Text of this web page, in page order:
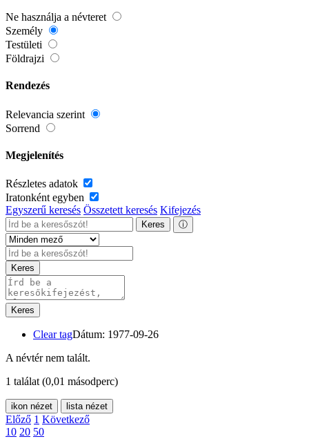
Ne használja a névteret
Személy
Testületi
Földrajzi
Rendezés
Relevancia szerint
Sorrend
Megjelenítés
Részletes adatok
Iratonként egyben
Egyszerű keresés Összetett keresés Kifejezés
Keres ⓘ
Keres
Keres
Clear tagDátum: 1977-09-26
A névtér nem talált.
1 találat (0,01 másodperc)
ikon nézet lista nézet
Előző 1 Következő
10 20 50